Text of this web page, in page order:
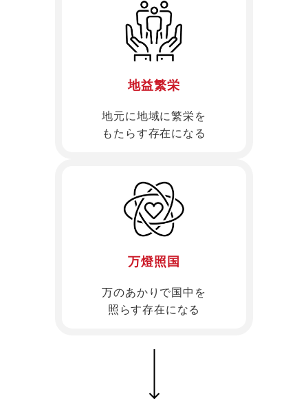
地益繁栄
地元に地域に繁栄を
もたらす存在になる
万燈照国
万のあかりで国中を
照らす存在になる